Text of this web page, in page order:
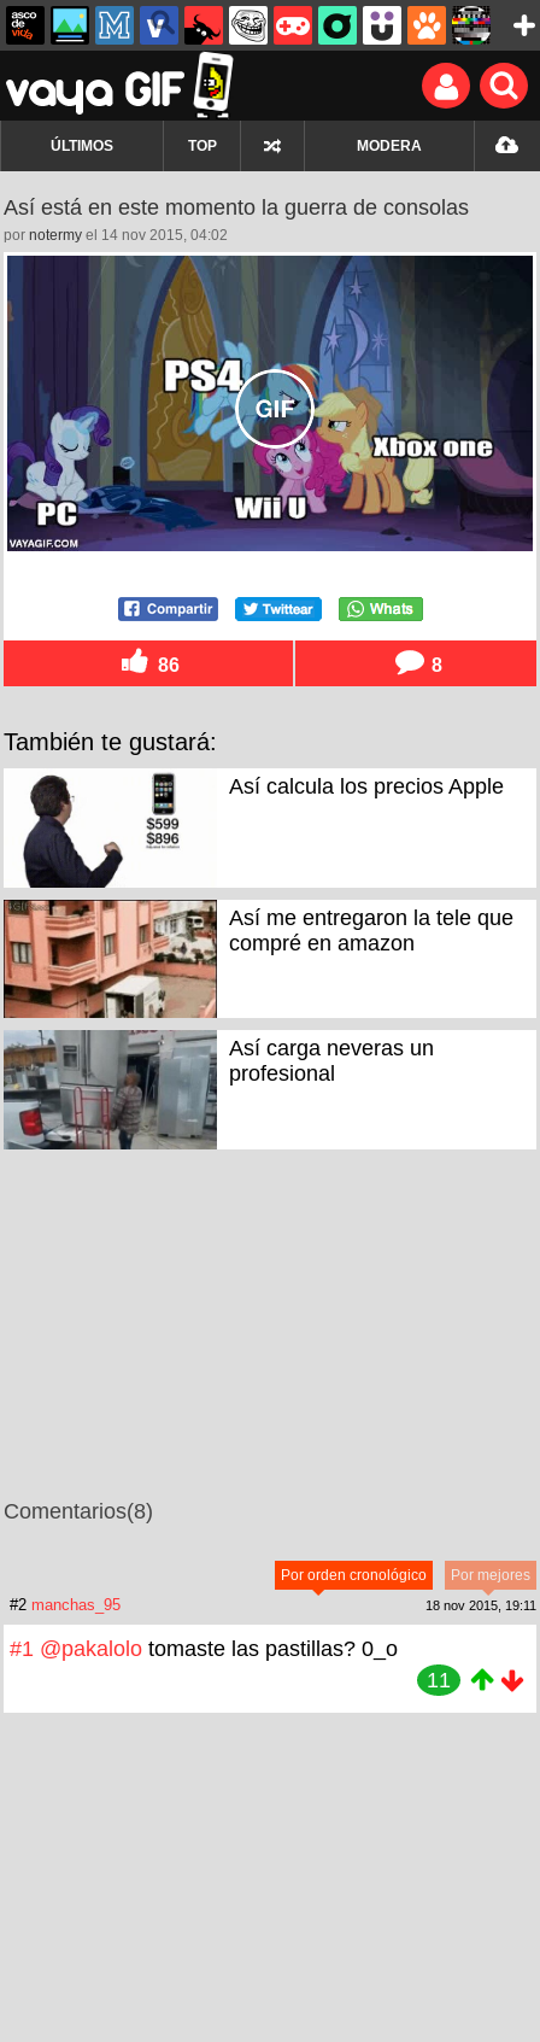
ÚLTIMOS TOP MODERA
Así está en este momento la guerra de consolas
por notermy el 14 nov 2015, 04:02
86 8
También te gustará:
Así calcula los precios Apple
Así me entregaron la tele que
compré en amazon
Así carga neveras un
profesional
Comentarios(8)
Por mejores
Por orden cronológico
#2 manchas_95 18 nov 2015, 19:11
#1 @pakalolo tomaste las pastillas? 0_o
11